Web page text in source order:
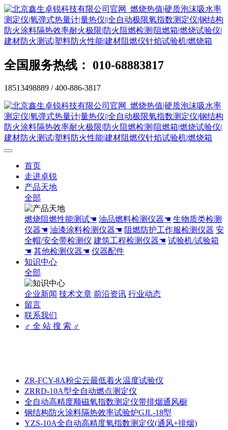
全国服务热线： 010-68883817
18513498889 / 400-886-3817
首页
走进卓锐
产品天地
全部
燃烧阻燃性能测试☚ 油品燃料检测仪器☚ 生物质类检测
仪器☚ 油漆涂料检测仪器☚ 阻燃防护工作服检测仪器 安
全帽/安全带检测仪 建筑工程检测仪器☚ 试验机/试验箱
☚ 其他检测仪器☚ 仪器配件
知识中心
全部
企业新闻 技术文章 前沿资讯 行业动态
留言
联系我们
♂ 全 站 搜 索 ♂
ZR-FCY-8A粉尘云最低着火温度试验仪
ZRRD-10A型全自动燃点测定仪
全自动高精度顺磁氧指数测定仪带排烟通风橱
钢结构防火涂料隔热效率试验炉GJL-18型
YZS-10A全自动高精度氧指数测定仪(通风+排烟)